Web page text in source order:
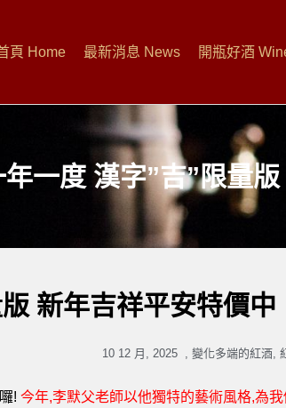
頁 Home 最新消息 News 開瓶好酒
年一度 漢字”吉”限量
新年吉祥平安特價中
10 12 月, 2025 , 變化多端的紅酒,
! 今年,李默父老師以他獨特的藝術風格,為